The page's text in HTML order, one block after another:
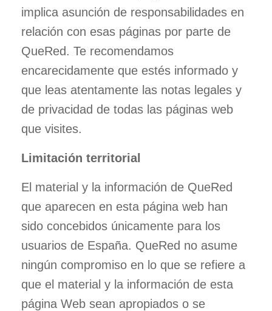
implica asunción de responsabilidades en
relación con esas páginas por parte de
QueRed. Te recomendamos
encarecidamente que estés informado y
que leas atentamente las notas legales y
de privacidad de todas las páginas web
que visites.
Limitación territorial
El material y la información de QueRed
que aparecen en esta página web han
sido concebidos únicamente para los
usuarios de España. QueRed no asume
ningún compromiso en lo que se refiere a
que el material y la información de esta
página Web sean apropiados o se